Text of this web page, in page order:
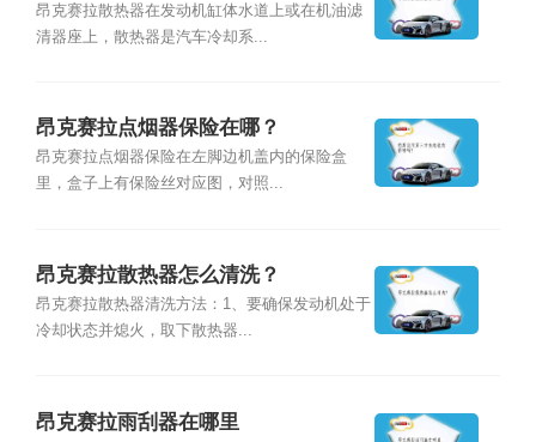
昂克赛拉散热器在发动机缸体水道上或在机油滤
清器座上，散热器是汽车冷却系...
昂克赛拉点烟器保险在哪？
昂克赛拉点烟器保险在左脚边机盖内的保险盒
里，盒子上有保险丝对应图，对照...
昂克赛拉散热器怎么清洗？
昂克赛拉散热器清洗方法：1、要确保发动机处于
冷却状态并熄火，取下散热器...
昂克赛拉雨刮器在哪里